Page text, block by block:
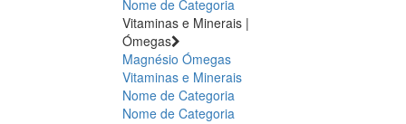
Nome de Categoria
Vitaminas e Minerais |
Ómegas
Magnésio Ómegas
Vitaminas e Minerais
Nome de Categoria
Nome de Categoria